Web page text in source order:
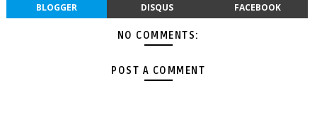
BLOGGER DISQUS FACEBOOK
NO COMMENTS:
POST A COMMENT